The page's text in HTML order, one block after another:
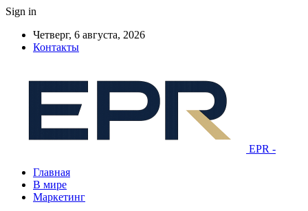
Sign in
Четверг, 6 августа, 2026
Контакты
EPR -
Главная
В мире
Маркетинг